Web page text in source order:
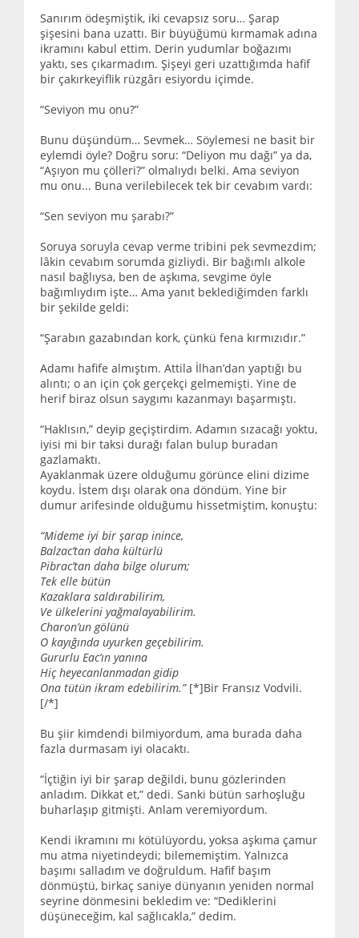
Sanırım ödeşmiştik, iki cevapsız soru… Şarap
şişesini bana uzattı. Bir büyüğümü kırmamak adına
ikramını kabul ettim. Derin yudumlar boğazımı
yaktı, ses çıkarmadım. Şişeyi geri uzattığımda hafif
bir çakırkeyiflik rüzgârı esiyordu içimde.
“Seviyon mu onu?”
Bunu düşündüm… Sevmek… Söylemesi ne basit bir
eylemdi öyle? Doğru soru: “Deliyon mu dağı” ya da,
“Aşıyon mu çölleri?” olmalıydı belki. Ama seviyon
mu onu... Buna verilebilecek tek bir cevabım vardı:
“Sen seviyon mu şarabı?”
Soruya soruyla cevap verme tribini pek sevmezdim;
lâkin cevabım sorumda gizliydi. Bir bağımlı alkole
nasıl bağlıysa, ben de aşkıma, sevgime öyle
bağımlıydım işte… Ama yanıt beklediğimden farklı
bir şekilde geldi:
“Şarabın gazabından kork, çünkü fena kırmızıdır.”
Adamı hafife almıştım. Attila İlhan’dan yaptığı bu
alıntı; o an için çok gerçekçi gelmemişti. Yine de
herif biraz olsun saygımı kazanmayı başarmıştı.
“Haklısın,” deyip geçiştirdim. Adamın sızacağı yoktu,
iyisi mi bir taksi durağı falan bulup buradan
gazlamaktı.
Ayaklanmak üzere olduğumu görünce elini dizime
koydu. İstem dışı olarak ona döndüm. Yine bir
dumur arifesinde olduğumu hissetmiştim, konuştu:
“Mideme iyi bir şarap inince,
Balzac’tan daha kültürlü
Pibrac’tan daha bilge olurum;
Tek elle bütün
Kazaklara saldırabilirim,
Ve ülkelerini yağmalayabilirim.
Charon’un gölünü
O kayığında uyurken geçebilirim.
Gururlu Eac’ın yanına
Hiç heyecanlanmadan gidip
Ona tütün ikram edebilirim.”[*]Bir Fransız Vodvili.
[/*]
Bu şiir kimdendi bilmiyordum, ama burada daha
fazla durmasam iyi olacaktı.
“İçtiğin iyi bir şarap değildi, bunu gözlerinden
anladım. Dikkat et,” dedi. Sanki bütün sarhoşluğu
buharlaşıp gitmişti. Anlam veremiyordum.
Kendi ikramını mı kötülüyordu, yoksa aşkıma çamur
mu atma niyetindeydi; bilememiştim. Yalnızca
başımı salladım ve doğruldum. Hafif başım
dönmüştü, birkaç saniye dünyanın yeniden normal
seyrine dönmesini bekledim ve: “Dediklerini
düşüneceğim, kal sağlıcakla,” dedim.